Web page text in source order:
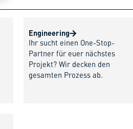
Engineering
Ihr sucht einen One-Stop-
Partner für euer nächstes
Projekt? Wir decken den
gesamten Prozess ab.